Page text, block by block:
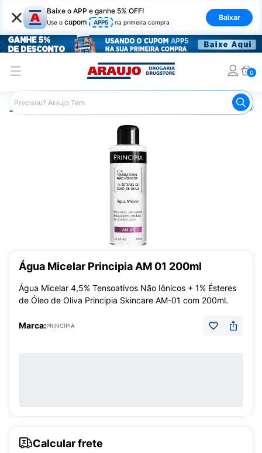
× Baixe o APP e ganhe 5% OFF!
Use o cupom APP5 na primeira compra
Baixar
0
Araujo Dermocosméticos Dermocosméticos para o
Água Micelar Principia AM 01 200ml
Água Micelar 4,5% Tensoativos Não Iônicos + 1% Ésteres
de Óleo de Oliva Principia Skincare AM-01 com 200ml.
Marca:PRINCIPIA
Calcular frete